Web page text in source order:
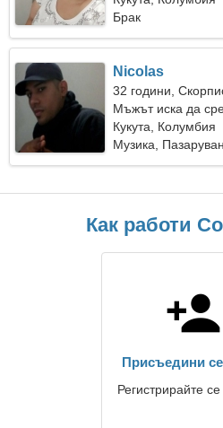
Брак
Nicolas
32 години,
Мъжът иска да
Кукута, Колумбия
Музика,
Как работи
Присъедини
Регистрирайте